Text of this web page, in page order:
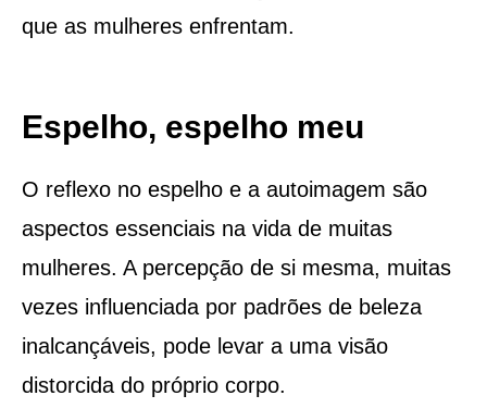
que as mulheres enfrentam.
Espelho, espelho meu
O reflexo no espelho e a autoimagem são
aspectos essenciais na vida de muitas
mulheres. A percepção de si mesma, muitas
vezes influenciada por padrões de beleza
inalcançáveis, pode levar a uma visão
distorcida do próprio corpo.